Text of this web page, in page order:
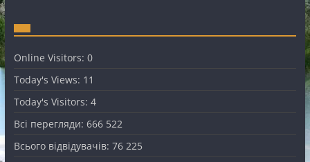
Online Visitors: 0
Today's Views: 11
Today's Visitors: 4
Всі перегляди: 666 522
Всього відвідувачів: 76 225